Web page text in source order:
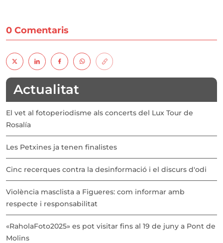
0 Comentaris
Actualitat
El vet al fotoperiodisme als concerts del Lux Tour de
Rosalía
Les Petxines ja tenen finalistes
Cinc recerques contra la desinformació i el discurs d'odi
Violència masclista a Figueres: com informar amb
respecte i responsabilitat
«RaholaFoto2025» es pot visitar fins al 19 de juny a Pont de
Molins